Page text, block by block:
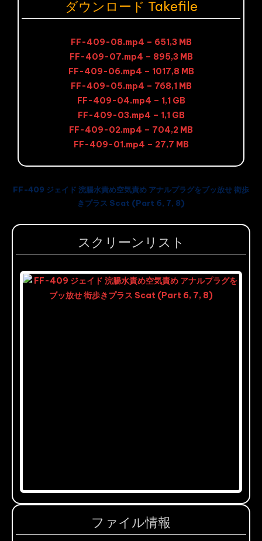
ダウンロード Takefile
FF-409-08.mp4 – 651,3 MB
FF-409-07.mp4 – 895,3 MB
FF-409-06.mp4 – 1017,8 MB
FF-409-05.mp4 – 768,1 MB
FF-409-04.mp4 – 1,1 GB
FF-409-03.mp4 – 1,1 GB
FF-409-02.mp4 – 704,2 MB
FF-409-01.mp4 – 27,7 MB
FF-409 ジェイド 浣腸水責め空気責め アナルプラグをブッ放せ 街歩
きプラス Scat (Part 6, 7, 8)
スクリーンリスト
ファイル情報